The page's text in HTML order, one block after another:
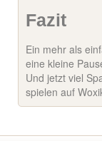
Fazit
Ein mehr als
eine kleine
Und jetzt viel
spielen auf